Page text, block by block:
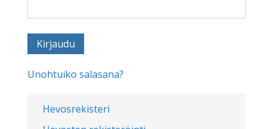
Hevosrekisteri
Unohtuiko salasana?